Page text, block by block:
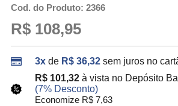
Cod. do Produto: 2366
R$ 108,95
3xde R$ 36,32 sem juros no
R$ 101,32 à vista no Depósito
(7% Desconto)
Economize R$ 7,63